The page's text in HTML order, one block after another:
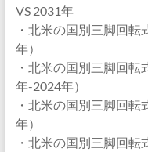
VS 2031年
・北米の国別三脚回
年）
・北米の国別三脚回
年-2024年）
・北米の国別三脚回
年）
・北米の国別三脚回